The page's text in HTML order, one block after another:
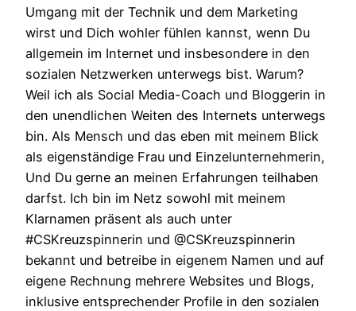
Umgang mit der Technik und dem Marketing
wirst und Dich wohler fühlen kannst, wenn Du
allgemein im Internet und insbesondere in den
sozialen Netzwerken unterwegs bist. Warum?
Weil ich als Social Media-Coach und Bloggerin in
den unendlichen Weiten des Internets unterwegs
bin. Als Mensch und das eben mit meinem Blick
als eigenständige Frau und Einzelunternehmerin,
Und Du gerne an meinen Erfahrungen teilhaben
darfst. Ich bin im Netz sowohl mit meinem
Klarnamen präsent als auch unter
#CSKreuzspinnerin und @CSKreuzspinnerin
bekannt und betreibe in eigenem Namen und auf
eigene Rechnung mehrere Websites und Blogs,
inklusive entsprechender Profile in den sozialen